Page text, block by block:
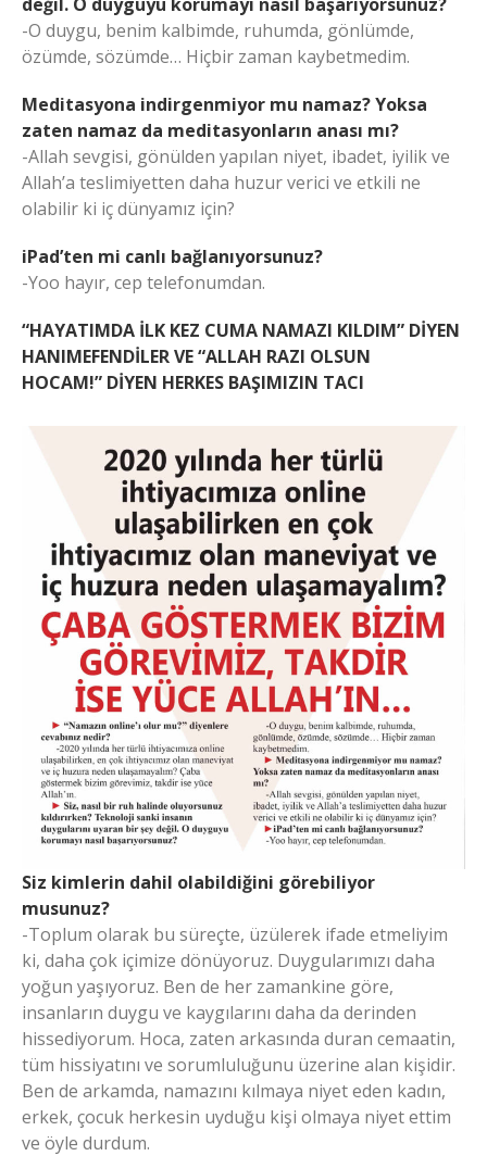
-O duygu, benim kalbimde, ruhumda, gönlümde,
özümde, sözümde… Hiçbir zaman kaybetmedim.
Meditasyona indirgenmiyor mu namaz? Yoksa
zaten namaz da meditasyonların anası mı?
-Allah sevgisi, gönülden yapılan niyet, ibadet, iyilik ve
Allah’a teslimiyetten daha huzur verici ve etkili ne
olabilir ki iç dünyamız için?
iPad’ten mi canlı bağlanıyorsunuz?
-Yoo hayır, cep telefonumdan.
“HAYATIMDA İLK KEZ CUMA NAMAZI KILDIM” DİYEN
HANIMEFENDİLERVE “ALLAH RAZI OLSUN
HOCAM!” DİYEN HERKES BAŞIMIZIN TACI
Siz kimlerin dahil olabildiğini görebiliyor
musunuz?
-Toplum olarak bu süreçte, üzülerek ifade etmeliyim
ki, daha çok içimize dönüyoruz. Duygularımızı daha
yoğun yaşıyoruz. Ben de her zamankine göre,
insanların duygu ve kaygılarını daha da derinden
hissediyorum. Hoca, zaten arkasında duran cemaatin,
tüm hissiyatını ve sorumluluğunu üzerine alan kişidir.
Ben de arkamda, namazını kılmaya niyet eden kadın,
erkek, çocuk herkesin uyduğu kişi olmaya niyet ettim
ve öyle durdum.